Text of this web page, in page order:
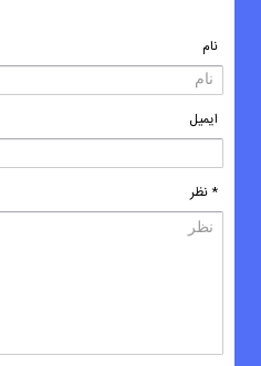
نام
ایمیل
* نظر